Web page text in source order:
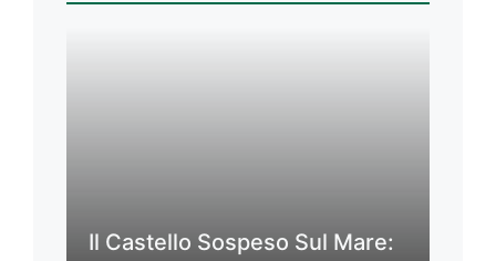
Il Castello Sospeso Sul Mare: